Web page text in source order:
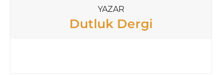
YAZAR
Dutluk Dergi